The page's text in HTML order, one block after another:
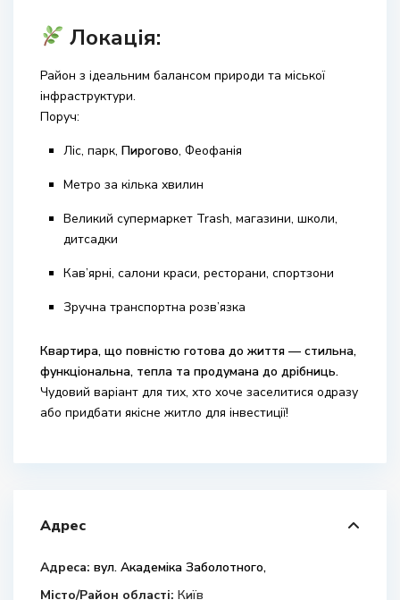
Локація:
Район з ідеальним балансом природи та міської
інфраструктури.
Поруч:
Ліс, парк, Пирогово, Феофанія
Метро за кілька хвилин
Великий супермаркет Trash, магазини, школи,
дитсадки
Кав’ярні, салони краси, ресторани, спортзони
Зручна транспортна розв’язка
Квартира, що повністю готова до життя — стильна,
функціональна, тепла та продумана до дрібниць.
Чудовий варіант для тих, хто хоче заселитися одразу
або придбати якісне житло для інвестиції!
Адрес
Адреса: вул. Академіка Заболотного,
Місто/Район області: Київ